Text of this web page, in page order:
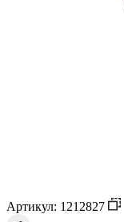
Артикул: 1212827